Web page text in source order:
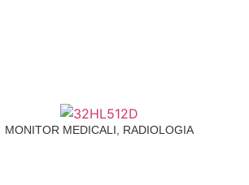
MONITOR MEDICALI, RADIOLOGIA